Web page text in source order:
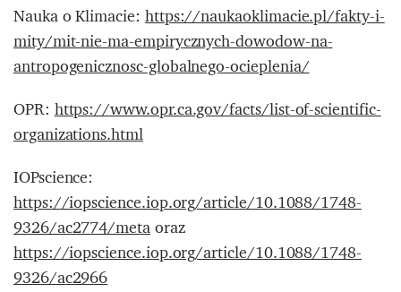
Nauka o Klimacie:https://naukaoklimacie.pl/fakty-i-
mity/mit-nie-ma-empirycznych-dowodow-na-
antropogenicznosc-globalnego-ocieplenia/
OPR:https://www.opr.ca.gov/facts/list-of-scientific-
organizations.html
IOPscience:
https://iopscience.iop.org/article/10.1088/1748-
9326/ac2774/metaoraz
https://iopscience.iop.org/article/10.1088/1748-
9326/ac2966